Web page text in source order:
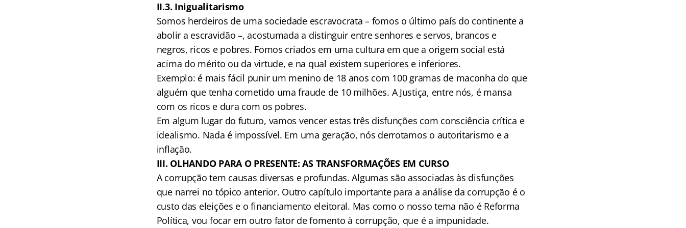
II.3. Inigualitarismo
Somos herdeiros de uma sociedade escravocrata – fomos o último país do continente a
abolir a escravidão –, acostumada a distinguir entre senhores e servos, brancos e
negros, ricos e pobres. Fomos criados em uma cultura em que a origem social está
acima do mérito ou da virtude, e na qual existem superiores e inferiores.
Exemplo: é mais fácil punir um menino de 18 anos com 100 gramas de maconha do que
alguém que tenha cometido uma fraude de 10 milhões. A Justiça, entre nós, é mansa
com os ricos e dura com os pobres.
Em algum lugar do futuro, vamos vencer estas três disfunções com consciência crítica e
idealismo. Nada é impossível. Em uma geração, nós derrotamos o autoritarismo e a
inflação.
III. OLHANDO PARA O PRESENTE: AS TRANSFORMAÇÕES EM CURSO
A corrupção tem causas diversas e profundas. Algumas são associadas às disfunções
que narrei no tópico anterior. Outro capítulo importante para a análise da corrupção é o
custo das eleições e o financiamento eleitoral. Mas como o nosso tema não é Reforma
Política, vou focar em outro fator de fomento à corrupção, que é a impunidade.